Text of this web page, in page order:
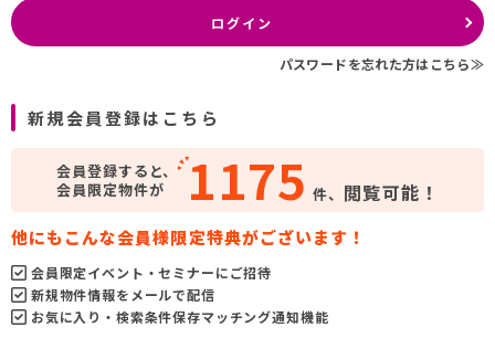
ログイン
パスワードを忘れた方はこちら≫
新規会員登録はこちら
会員登録すると、
会員限定物件が
1175 件、 閲覧可能！
他にもこんな会員様限定特典がございます！
会員限定イベント・セミナーにご招待
新規物件情報をメールで配信
お気に入り・検索条件保存マッチング通知機能